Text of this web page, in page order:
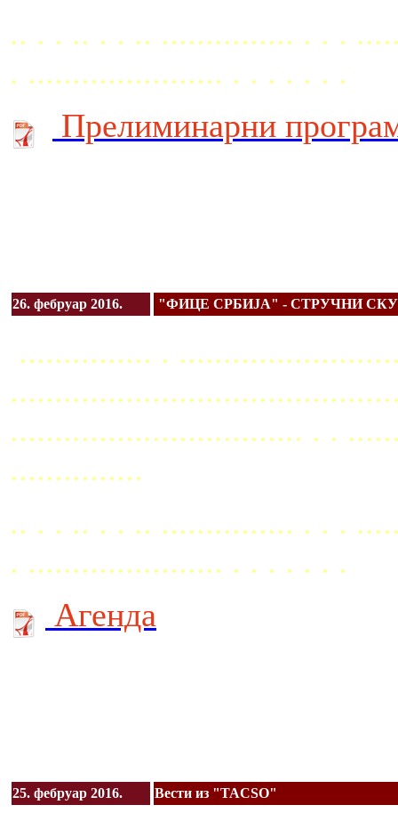
.. . . .. . . .. ............... . . .
. ...................... . . . . . . .
Прелиминарни
26. фебруар 2016. "ФИЦЕ СРБИЈА" - СТРУЧНИ
............... .
................................. . .
...............
.. . . .. . . .. ............... . . .
. ...................... . . . . . . .
Агенда
25. фебруар 2016. Вести из "TACSO"